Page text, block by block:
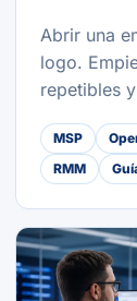
Abrir una
logo.
repetibles
MSP
RMM